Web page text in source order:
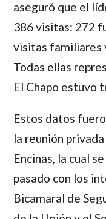
aseguró que el
386 visitas: 272
visitas familiares
Todas ellas
El Chapo estuvo
Estos datos
la reunión
Encinas, la cual
pasado con los
Bicamaral de